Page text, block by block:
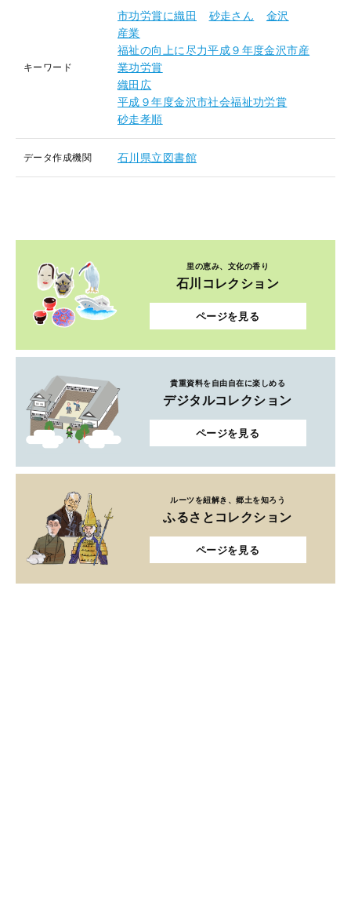
キーワード
市功労賞に織田 砂走さん
金沢
産業
福祉の向上に尽力平成９年度金沢市産
業功労賞
織田広
平成９年度金沢市社会福祉功労賞
砂走孝順
データ作成機関 石川県立図書館
里の恵み、文化の香り
石川コレクション
ページを見る
貴重資料を自由自在に楽しめる
デジタルコレクション
ページを見る
ルーツを紐解き、郷土を知ろう
ふるさとコレクション
ページを見る